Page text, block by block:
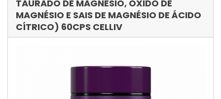
TAURADO DE MAGNÉSIO, ÓXIDO DE
MAGNÉSIO E SAIS DE MAGNÉSIO DE ÁCIDO
CÍTRICO) 60CPS CELLIV